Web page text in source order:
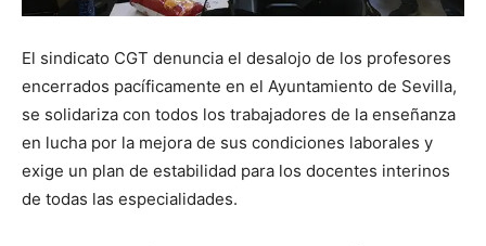
El sindicato CGT denuncia el desalojo de los profesores
encerrados pacíficamente en el Ayuntamiento de Sevilla,
se solidariza con todos los trabajadores de la enseñanza
en lucha por la mejora de sus condiciones laborales y
exige un plan de estabilidad para los docentes interinos
de todas las especialidades.